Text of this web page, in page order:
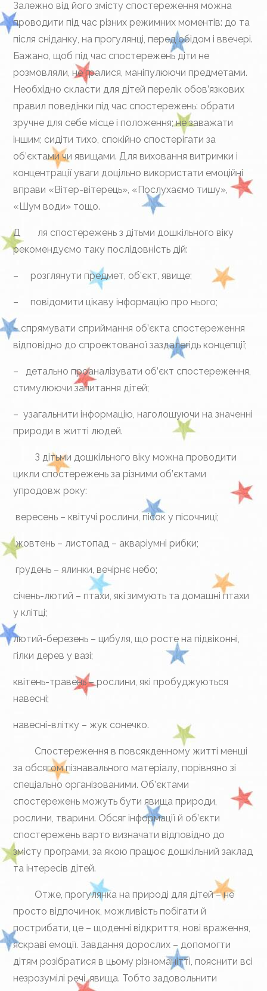
Залежно від його змісту спостереження можна
проводити під час різних режимних моментів: до та
після сніданку, на прогулянці, перед обідом і ввечері.
Бажано, щоб під час спостережень діти не
розмовляли, не гралися, маніпулюючи предметами.
Необхідно скласти для дітей перелік обов’язкових
правил поведінки під час спостережень: обрати
зручне для себе місце і положення; не заважати
іншим; сидіти тихо, спокійно спостерігати за
об’єктами чи явищами. Для виховання витримки і
концентрації уваги доцільно використати емоційні
вправи «Вітер-вітерець», «Послухаємо тишу»,
«Шум води» тощо.
Д ля спостережень з дітьми дошкільного віку
рекомендуємо таку послідовність дій:
– розглянути предмет, об’єкт, явище;
– повідомити цікаву інформацію про нього;
– спрямувати сприймання об’єкта спостереження
відповідно до спроектованої заздалегідь концепції;
– детально проаналізувати об’єкт спостереження,
стимулюючи запитання дітей;
– узагальнити інформацію, наголошуючи на значенні
природи в житті людей.
З дітьми дошкільного віку можна проводити
цикли спостережень за різними об’єктами
упродовж року:
вересень – квітучі рослини, пісок у пісочниці;
жовтень – листопад – акваріумні рибки;
грудень – ялинки, вечірнє небо;
січень-лютий – птахи, які зимують та домашні птахи
у клітці;
лютий-березень – цибуля, що росте на підвіконні,
гілки дерев у вазі;
квітень-травень – рослини, які пробуджуються
навесні;
навесні-влітку – жук сонечко.
Спостереження в повсякденному житті менші
за обсягом пізнавального матеріалу, порівняно зі
спеціально організованими. Об’єктами
спостережень можуть бути явища природи,
рослини, тварини. Обсяг інформації й об’єкти
спостережень варто визначати відповідно до
змісту програми, за якою працює дошкільний заклад
та інтересів дітей.
Отже, прогулянка на природі для дітей – не
просто відпочинок, можливість побігати й
пострибати, це – щоденні відкриття, нові враження,
яскраві емоції. Завдання дорослих – допомогти
дітям розібратися в цьому різноманітті, пояснити всі
незрозумілі речі, явища. Тобто задовольнити